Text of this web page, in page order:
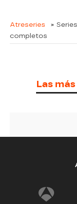
Atreseries » Series
completos
Las